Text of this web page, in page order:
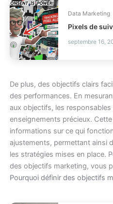
Data Marketing
septembre 16,
De plus, des objectifs clairs
des performances. En
aux objectifs, les
enseignements précieux.
informations sur ce qui
ajustements, permettant ainsi
les stratégies mises en place.
des objectifs marketing, vous
Pourquoi définir des objectifs